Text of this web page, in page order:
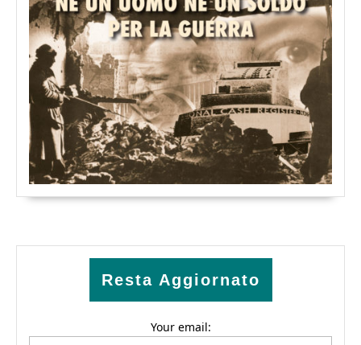
Resta Aggiornato
Your email: